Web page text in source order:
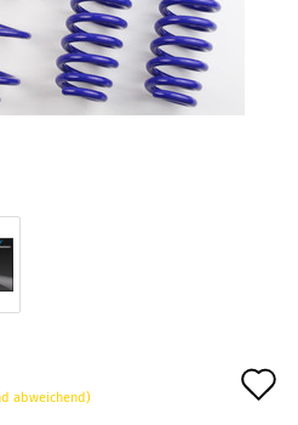
abweichend)